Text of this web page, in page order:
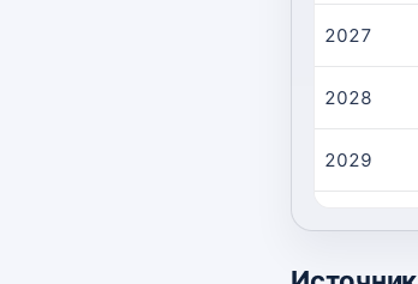
2027
2028
2029